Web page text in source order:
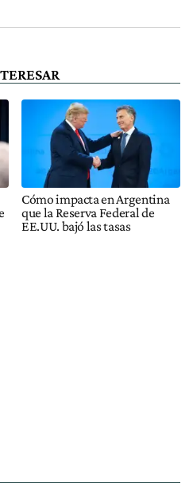
Cómo impacta en Argentina
que la Reserva Federal de
EE.UU. bajó las tasas